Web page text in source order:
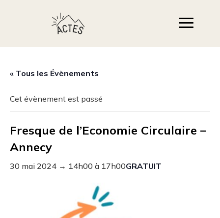
« Tous les Évènements
Cet évènement est passé
Fresque de l’Economie Circulaire –
Annecy
30 mai 2024 → 14h00 à 17h00GRATUIT